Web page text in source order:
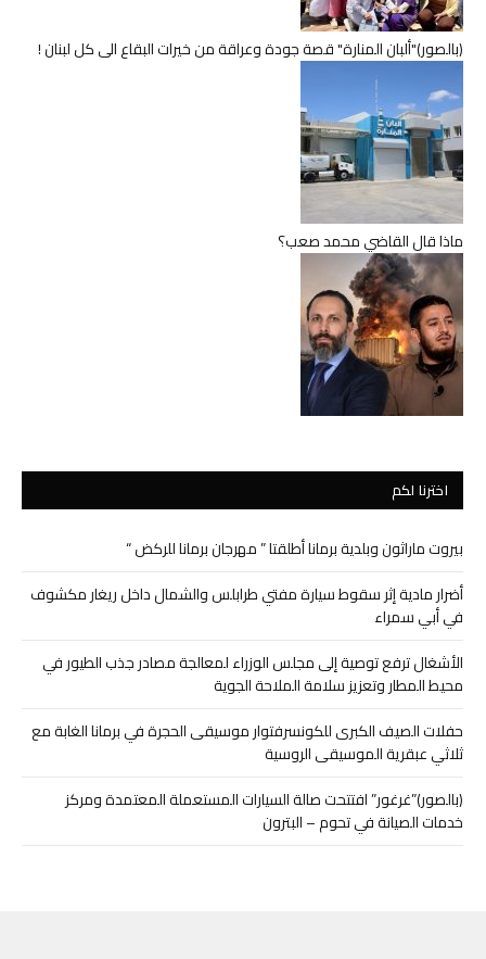
(بالصور)"ألبان المنارة" قصة جودة وعراقة من خيرات البقاع الى كل لبنان !
ماذا قال القاضي محمد صعب؟
اخترنا لكم
بيروت ماراثون وبلدية برمانا أطلقتا ” مهرجان برمانا للركض “
أضرار مادية إثر سقوط سيارة مفتي طرابلس والشمال داخل ريغار مكشوف
في أبي سمراء
الأشغال ترفع توصية إلى مجلس الوزراء لمعالجة مصادر جذب الطيور في
محيط المطار وتعزيز سلامة الملاحة الجوية
حفلات الصيف الكبرى للكونسرفتوار موسيقى الحجرة في برمانا الغابة مع
ثلاثي عبقرية الموسيقى الروسية
(بالصور)”غرغور” افتتحت صالة السيارات المستعملة المعتمدة ومركز
خدمات الصيانة في تحوم – البترون